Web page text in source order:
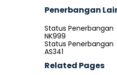
Penerbangan
Status Penerbangan
NK999
Status Penerbangan
AS341
Related Pages